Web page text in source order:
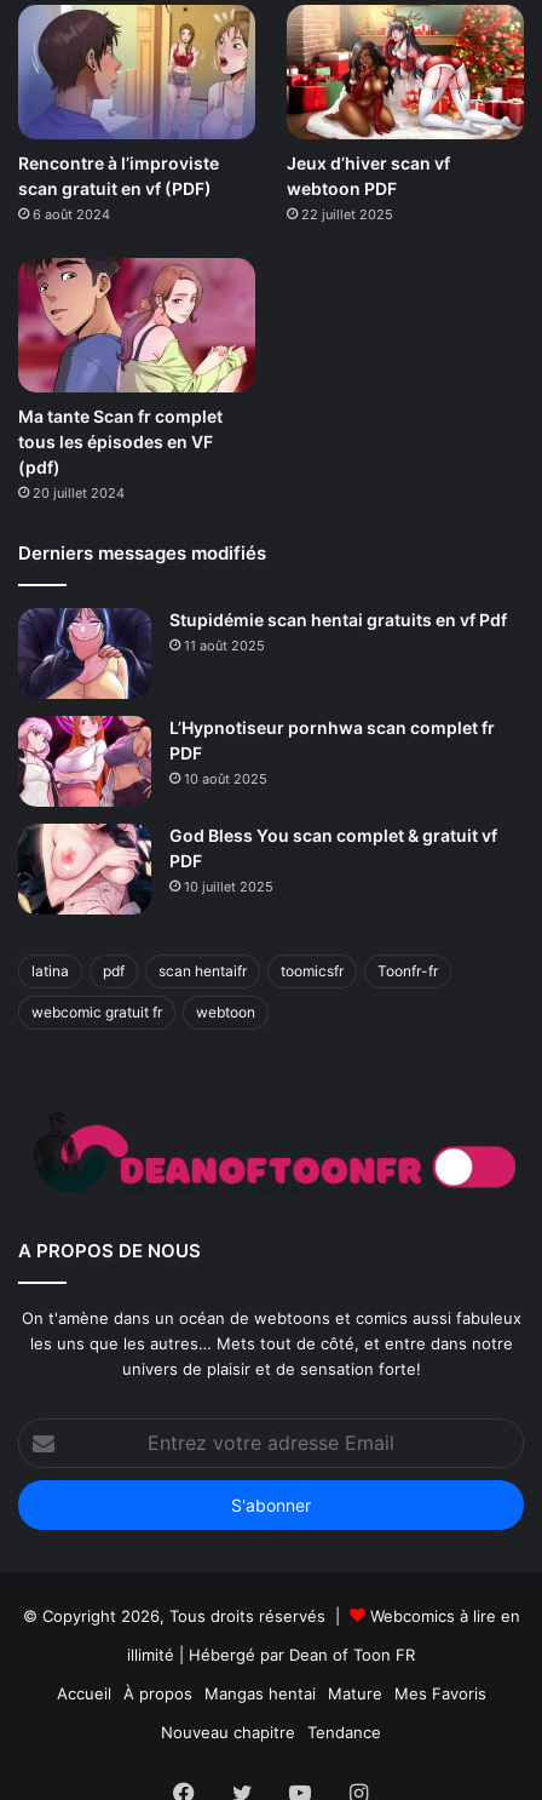
Rencontre à l’improviste
scan gratuit en vf (PDF)
6 août 2024
Jeux d’hiver scan vf
webtoon PDF
22 juillet 2025
Ma tante Scan fr complet
tous les épisodes en VF
(pdf)
20 juillet 2024
Derniers messages modifiés
Stupidémie scan hentai gratuits en vf Pdf
11 août 2025
L’Hypnotiseur pornhwa scan complet fr
PDF
10 août 2025
God Bless You scan complet & gratuit vf
PDF
10 juillet 2025
latina pdf scan hentaifr toomicsfr Toonfr-fr
webcomic gratuit fr webtoon
A PROPOS DE NOUS
On t'amène dans un océan de webtoons et comics aussi fabuleux
les uns que les autres… Mets tout de côté, et entre dans notre
univers de plaisir et de sensation forte!
votre
adresse
Email
© Copyright 2026, Tous droits réservés |
Webcomics à lire en
illimité | Hébergé par Dean of Toon FR
Accueil
À propos Mangas hentai Mature
Mes Favoris
Nouveau chapitre
Tendance
Facebook
Twitter YouTubeInstagram